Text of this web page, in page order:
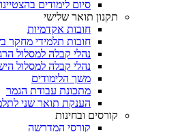
סיום לימודים
תקנון תואר שלישי
חובות אקדמיות
חובות תלמידי מחקר
נהלי קבלה למסלול
נהלי קבלה למסלול
משך הלימודים
מתכונת עבודת הגמר
הענקת תואר שני
קורסים ובחינות
קורסי המדרשה